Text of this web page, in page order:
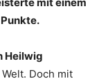
.
Heilwig
Doch mit